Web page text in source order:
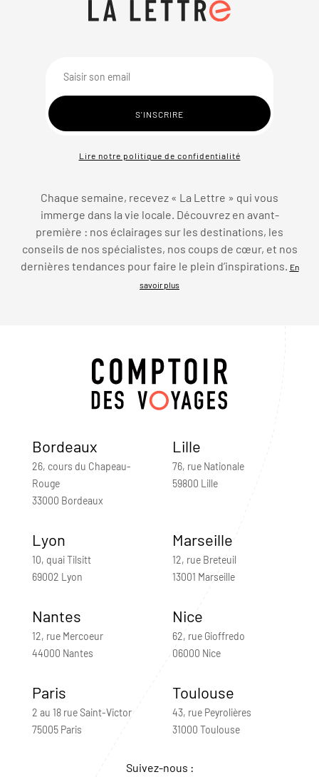
Lire notre politique de confidentialité
Chaque semaine, recevez « La Lettre » qui vous
immerge dans la vie locale. Découvrez en avant-
première : nos éclairages sur les destinations, les
conseils de nos spécialistes, nos coups de cœur, et nos
dernières tendances pour faire le plein d’inspirations. En
savoir plus
Bordeaux
26, cours du Chapeau-
Rouge
33000 Bordeaux
Lille
76, rue Nationale
59800 Lille
Lyon
10, quai Tilsitt
69002 Lyon
Marseille
12, rue Breteuil
13001 Marseille
Nantes
12, rue Mercoeur
44000 Nantes
Nice
62, rue Gioffredo
06000 Nice
Paris
2 au 18 rue Saint-Victor
75005 Paris
Toulouse
43, rue Peyrolières
31000 Toulouse
Suivez-nous :